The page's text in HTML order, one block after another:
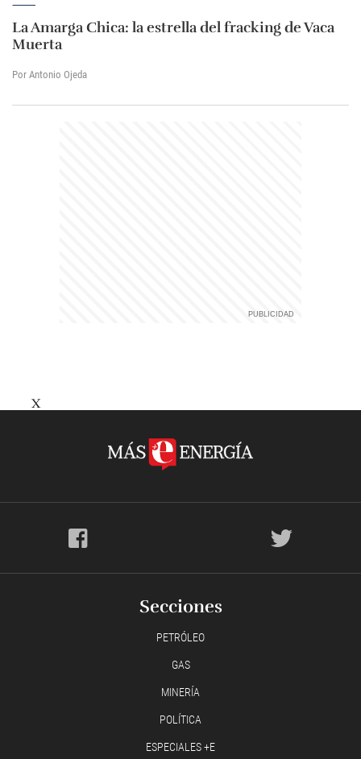
La Amarga Chica: la estrella del fracking de Vaca
Muerta
Por Antonio Ojeda
X
Secciones
PETRÓLEO
GAS
MINERÍA
POLÍTICA
ESPECIALES +E